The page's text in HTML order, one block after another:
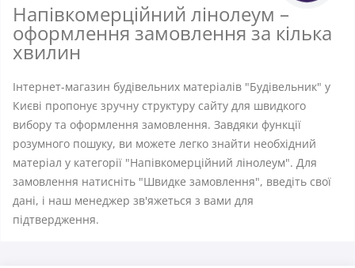
Напівкомерційний лінолеум –
оформлення замовлення за кілька
хвилин
Інтернет-магазин будівельних матеріалів "Будівельник" у
Києві пропонує зручну структуру сайту для швидкого
вибору та оформлення замовлення. Завдяки функції
розумного пошуку, ви можете легко знайти необхідний
матеріал у категорії "Напівкомерційний лінолеум". Для
замовлення натисніть "Швидке замовлення", введіть свої
дані, і наш менеджер зв'яжеться з вами для
підтвердження.